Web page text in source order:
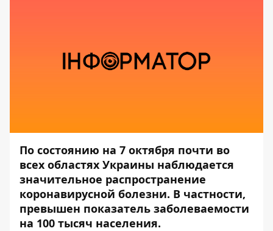
По состоянию на 7 октября почти во
всех областях Украины наблюдается
значительное распространение
коронавирусной болезни. В частности,
превышен показатель заболеваемости
на 100 тысяч населения.